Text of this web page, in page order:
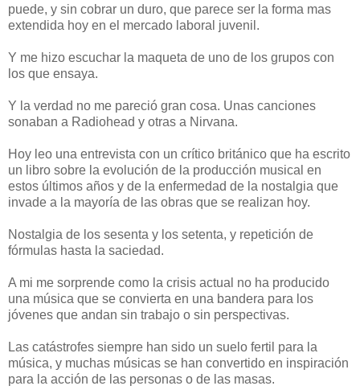
puede, y sin cobrar un duro, que parece ser la forma mas
extendida hoy en el mercado laboral juvenil.
Y me hizo escuchar la maqueta de uno de los grupos con
los que ensaya.
Y la verdad no me pareció gran cosa. Unas canciones
sonaban a Radiohead y otras a Nirvana.
Hoy leo una entrevista con un crítico británico que ha escrito
un libro sobre la evolución de la producción musical en
estos últimos años y de la enfermedad de la nostalgia que
invade a la mayoría de las obras que se realizan hoy.
Nostalgia de los sesenta y los setenta, y repetición de
fórmulas hasta la saciedad.
A mi me sorprende como la crisis actual no ha producido
una música que se convierta en una bandera para los
jóvenes que andan sin trabajo o sin perspectivas.
Las catástrofes siempre han sido un suelo fertil para la
música, y muchas músicas se han convertido en inspiración
para la acción de las personas o de las masas.